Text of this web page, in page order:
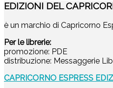
EDIZIONI DEL
è un marchio di Capricorno
Per le librerie:
promozione: PDE
distribuzione: Messaggerie
CAPRICORNO ESPRESS